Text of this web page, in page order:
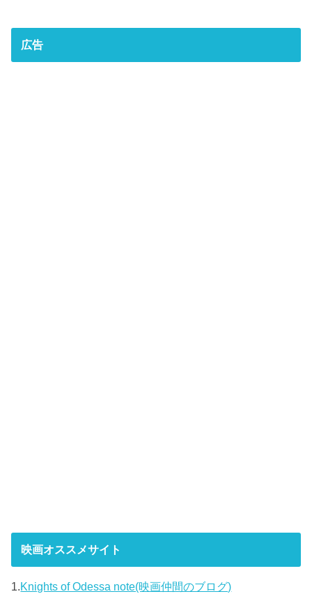
広告
映画オススメサイト
1.Knights of Odessa note(映画仲間のブログ)